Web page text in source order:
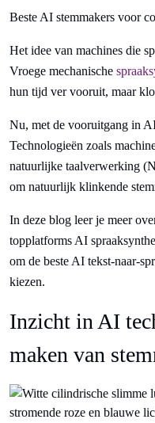
Beste AI stemmakers voor
Het idee van machines die
Vroege mechanische
hun tijd ver vooruit, maar
Nu, met de vooruitgang in
Technologieën zoals
natuurlijke taalverwerking
om natuurlijk klinkende
In deze blog leer je meer
topplatforms AI
om de beste AI tekst-naar-
kiezen.
Inzicht in AI
maken van